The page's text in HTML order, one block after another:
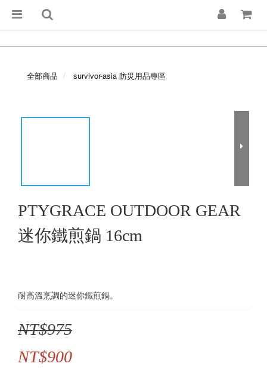
全部商品 survivor-asia 防災用品專區
PTYGRACE OUTDOOR GEAR
迷你鐵煎鍋 16cm
耐高溫烹調的迷你鐵煎鍋。
NT$975
NT$900